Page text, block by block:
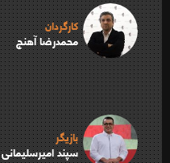
کارگردان
محمدرضا آهنج
بازیگر
سپند امیرسلیمانی